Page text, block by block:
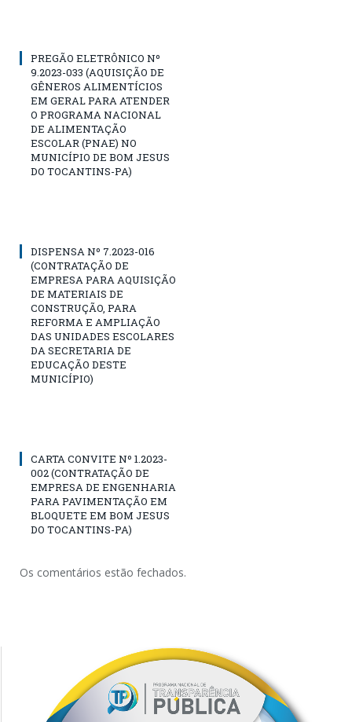
PREGÃO ELETRÔNICO Nº
9.2023-033 (AQUISIÇÃO DE
GÊNEROS ALIMENTÍCIOS
EM GERAL PARA ATENDER
O PROGRAMA NACIONAL
DE ALIMENTAÇÃO
ESCOLAR (PNAE) NO
MUNICÍPIO DE BOM JESUS
DO TOCANTINS-PA)
DISPENSA Nº 7.2023-016
(CONTRATAÇÃO DE
EMPRESA PARA AQUISIÇÃO
DE MATERIAIS DE
CONSTRUÇÃO, PARA
REFORMA E AMPLIAÇÃO
DAS UNIDADES ESCOLARES
DA SECRETARIA DE
EDUCAÇÃO DESTE
MUNICÍPIO)
CARTA CONVITE Nº 1.2023-
002 (CONTRATAÇÃO DE
EMPRESA DE ENGENHARIA
PARA PAVIMENTAÇÃO EM
BLOQUETE EM BOM JESUS
DO TOCANTINS-PA)
Os comentários estão fechados.